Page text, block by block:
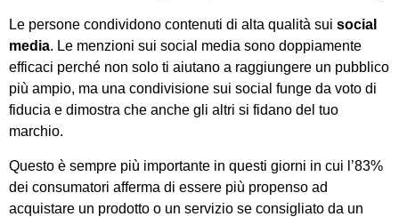
Le persone condividono contenuti di alta qualità sui social
media. Le menzioni sui social media sono doppiamente
efficaci perché non solo ti aiutano a raggiungere un pubblico
più ampio, ma una condivisione sui social funge da voto di
fiducia e dimostra che anche gli altri si fidano del tuo
marchio.
Questo è sempre più importante in questi giorni in cui l’83%
dei consumatori afferma di essere più propenso ad
acquistare un prodotto o un servizio se consigliato da un